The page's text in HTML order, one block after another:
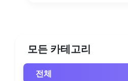
모든 카테고리
전체